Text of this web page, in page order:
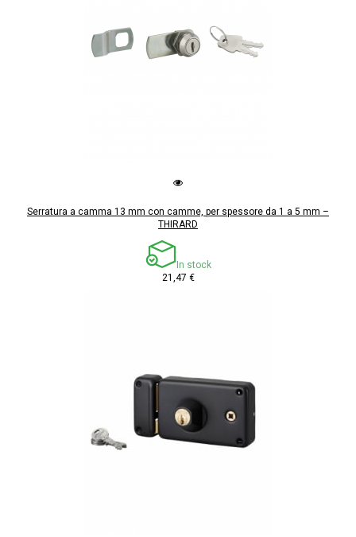
Serratura a camma 13 mm con camme, per spessore da 1 a 5 mm –
THIRARD
In stock
21,47 €